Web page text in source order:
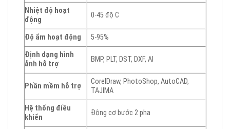
Nhiệt độ hoạt
động
0-45 độ C
Độ ẩm hoạt động
5-95%
Định dạng hình
ảnh hỗ trợ
BMP, PLT, DST, DXF, AI
Phần mềm hỗ trợ
CorelDraw, PhotoShop, AutoCAD,
TAJIMA
Hệ thống điều
khiển
Động cơ bước 2 pha